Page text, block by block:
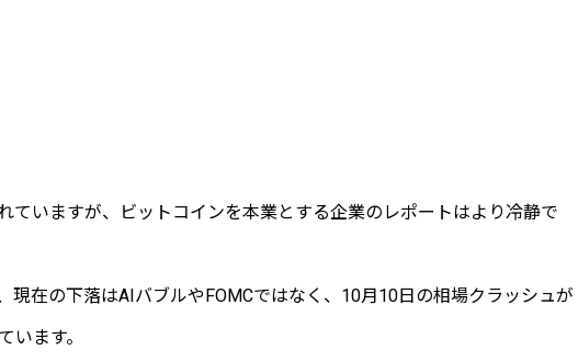
ていますが、ビットコインを本業とする企業のレポートはより冷静で
現在の下落はAIバブルやFOMCではなく、10月10日の相場クラッシュが
います。